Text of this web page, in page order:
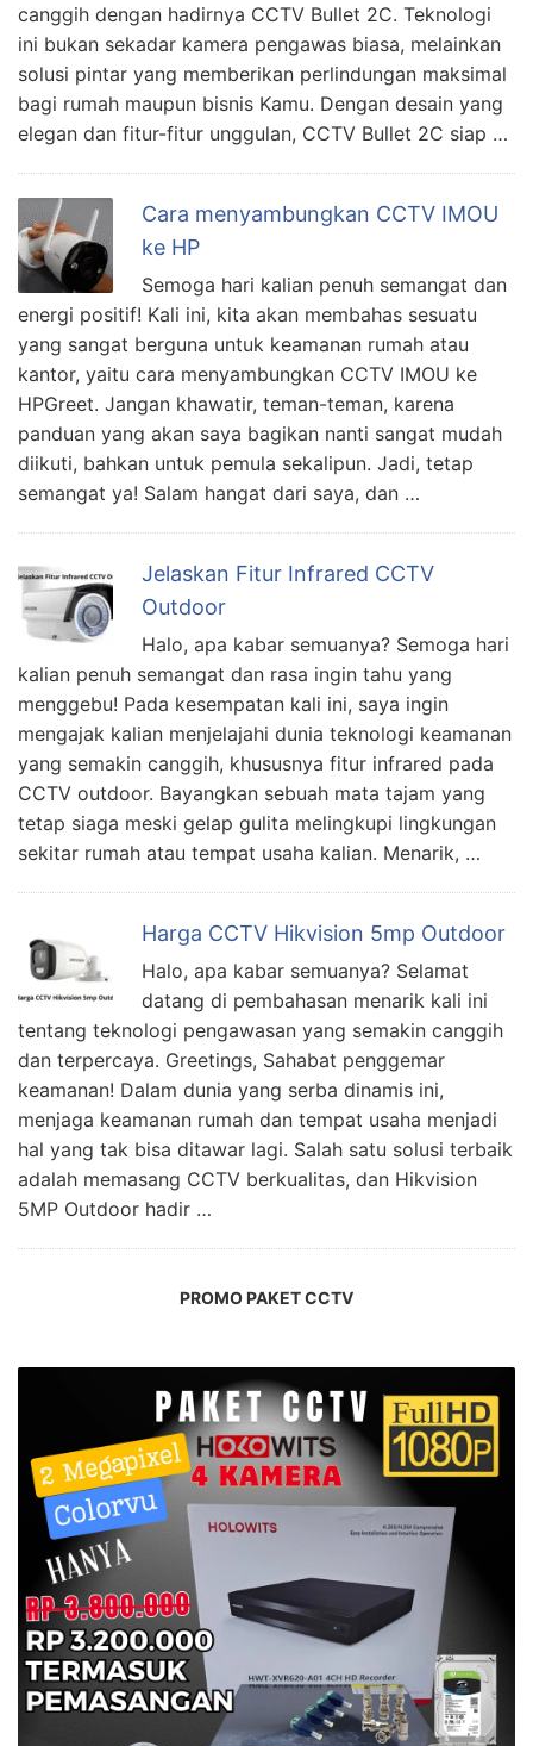
canggih dengan hadirnya CCTV Bullet 2C. Teknologi
ini bukan sekadar kamera pengawas biasa, melainkan
solusi pintar yang memberikan perlindungan maksimal
bagi rumah maupun bisnis Kamu. Dengan desain yang
elegan dan fitur-fitur unggulan, CCTV Bullet 2C siap …
Cara menyambungkan CCTV IMOU
ke HP
Semoga hari kalian penuh semangat dan
energi positif! Kali ini, kita akan membahas sesuatu
yang sangat berguna untuk keamanan rumah atau
kantor, yaitu cara menyambungkan CCTV IMOU ke
HPGreet. Jangan khawatir, teman-teman, karena
panduan yang akan saya bagikan nanti sangat mudah
diikuti, bahkan untuk pemula sekalipun. Jadi, tetap
semangat ya! Salam hangat dari saya, dan …
Jelaskan Fitur Infrared CCTV
Outdoor
Halo, apa kabar semuanya? Semoga hari
kalian penuh semangat dan rasa ingin tahu yang
menggebu! Pada kesempatan kali ini, saya ingin
mengajak kalian menjelajahi dunia teknologi keamanan
yang semakin canggih, khususnya fitur infrared pada
CCTV outdoor. Bayangkan sebuah mata tajam yang
tetap siaga meski gelap gulita melingkupi lingkungan
sekitar rumah atau tempat usaha kalian. Menarik, …
Harga CCTV Hikvision 5mp Outdoor
Halo, apa kabar semuanya? Selamat
datang di pembahasan menarik kali ini
tentang teknologi pengawasan yang semakin canggih
dan terpercaya. Greetings, Sahabat penggemar
keamanan! Dalam dunia yang serba dinamis ini,
menjaga keamanan rumah dan tempat usaha menjadi
hal yang tak bisa ditawar lagi. Salah satu solusi terbaik
adalah memasang CCTV berkualitas, dan Hikvision
5MP Outdoor hadir …
PROMO PAKET CCTV